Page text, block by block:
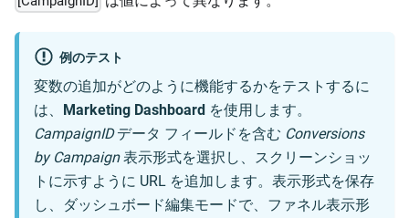
例のテスト
変数の追加がどのように機能するかをテストするに
は、 Marketing Dashboard を使用します。
CampaignIDデータ フィールドを含む Conversions
by Campaign表示形式を選択し、スクリーンショッ
トに示すように URL を追加します。表示形式を保存
し、ダッシュボード編集モードで、ファネル表示形